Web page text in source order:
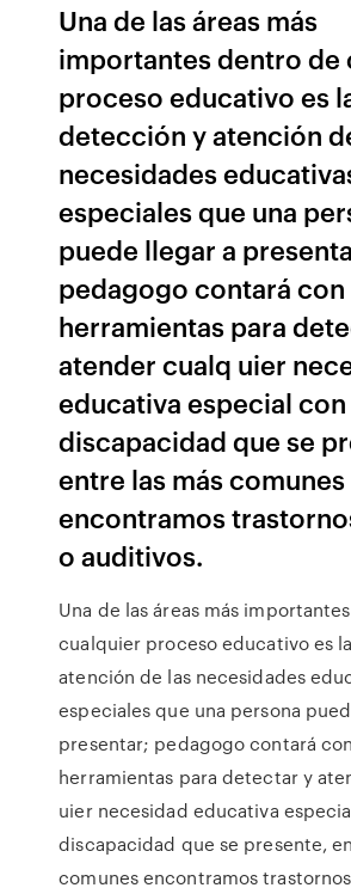
Una de las áreas más
importantes dentro de
proceso educativo es
detección y atención
necesidades
especiales que una
puede llegar a
pedagogo contará con
herramientas para
atender cualq uier
educativa especial con
discapacidad que se
entre las más comunes
encontramos
o auditivos.
Una de las áreas más
cualquier proceso educativo es
atención de las necesidades
especiales que una persona
presentar; pedagogo contará
herramientas para detectar y
uier necesidad educativa
discapacidad que se presente,
comunes encontramos